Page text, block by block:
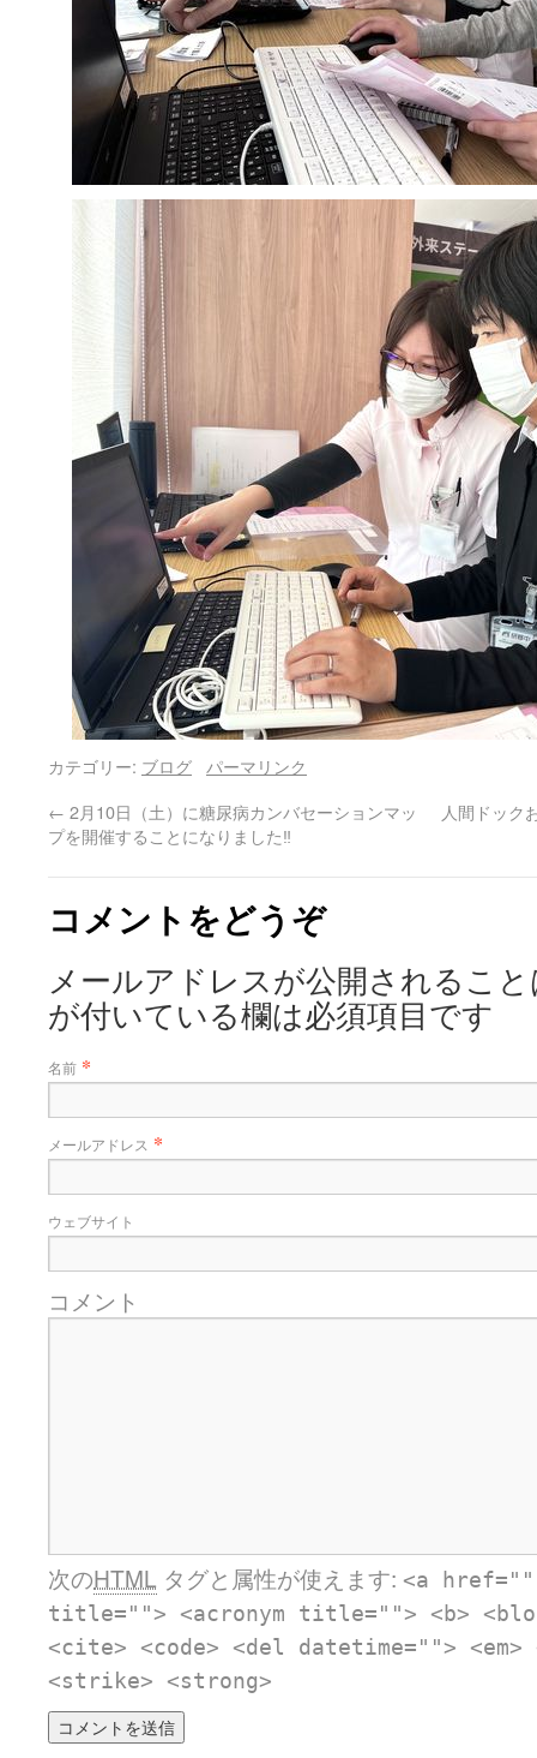
カテゴリー: ブログ
パーマリンク
← 2月10日（土）に糖尿病カンバセーションマッ
プを開催することになりました‼️
人間ドック
コメントをどうぞ
メールアドレスが公開されるこ
が付いている欄は必須項目です
名前 *
メールアドレス *
ウェブサイト
コメント
次のHTML タグと属性が使えます: <a
title=""> <acronym title=""> <b>
<cite> <code> <del datetime="">
<strike> <strong>